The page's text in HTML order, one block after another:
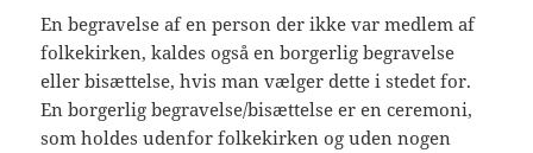
En begravelse af en person der ikke var medlem af
folkekirken, kaldes også en borgerlig begravelse
eller bisættelse, hvis man vælger dette i stedet for.
En borgerlig begravelse/bisættelse er en ceremoni,
som holdes udenfor folkekirken og uden nogen